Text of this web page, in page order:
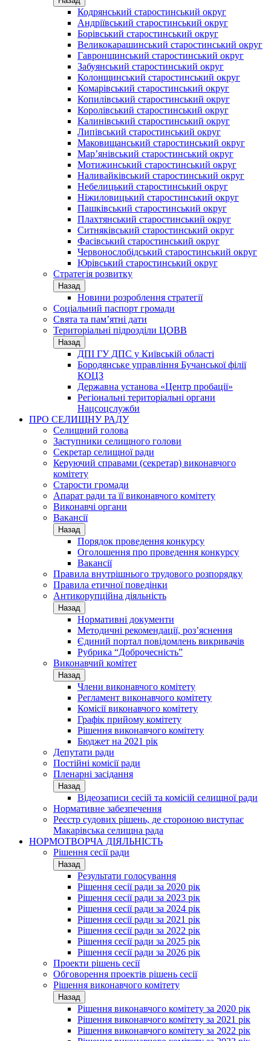
Кодрянський старостинський округ
Андріївський старостинський округ
Борівський старостинський округ
Великокарашинський старостинський округ
Гавронщинський старостинський округ
Забуянський старостинський округ
Колонщинський старостинський округ
Комарівський старостинський округ
Копилівський старостинський округ
Королівський старостинський округ
Калинівський старостинський округ
Липівський старостинський округ
Маковищанський старостинський округ
Мар’янівський старостинський округ
Мотижинський старостинський округ
Наливайківський старостинський округ
Небелицький старостинський округ
Ніжиловицький старостинський округ
Пашківський старостинський округ
Плахтянський старостинський округ
Ситняківський старостинський округ
Фасівський старостинський округ
Червонослобідський старостинський округ
Юрівський старостинський округ
Стратегія розвитку
Назад
Новини розроблення стратегії
Соціальний паспорт громади
Свята та пам’ятні дати
Територіальні підрозділи ЦОВВ
Назад
ДПІ ГУ ДПС у Київській області
Бородянське управління Бучанської філії
КОЦЗ
Державна установа «Центр пробації»
Регіональні територіальні органи
Нацсоцслужби
ПРО СЕЛИЩНУ РАДУ
Селищний голова
Заступники селищного голови
Секретар селищної ради
Керуючий справами (секретар) виконавчого
комітету
Старости громади
Апарат ради та її виконавчого комітету
Виконавчі органи
Вакансії
Назад
Порядок проведення конкурсу
Оголошення про проведення конкурсу
Вакансії
Правила внутрішнього трудового розпорядку
Правила етичної поведінки
Антикорупційна діяльність
Назад
Нормативні документи
Методичні рекомендації, роз’яснення
Єдиний портал повідомлень викривачів
Рубрика “Доброчесність”
Виконавчий комітет
Назад
Члени виконавчого комітету
Регламент виконавчого комітету
Комісії виконавчого комітету
Графік прийому комітету
Рішення виконавчого комітету
Бюджет на 2021 рік
Депутати ради
Постійні комісії ради
Пленарні засідання
Назад
Відеозаписи сесій та комісій селищної ради
Нормативне забезпечення
Реєстр судових рішень, де стороною виступає
Макарівська селищна рада
НОРМОТВОРЧА ДІЯЛЬНІСТЬ
Рішення сесії ради
Назад
Результати голосування
Рішення сесії ради за 2020 рік
Рішення сесії ради за 2023 рік
Рішення сесії ради за 2024 рік
Рішення сесії ради за 2021 рік
Рішення сесії ради за 2022 рік
Рішення сесії ради за 2025 рік
Рішення сесії ради за 2026 рік
Проекти рішень сесії
Обговорення проектів рішень сесії
Рішення виконавчого комітету
Назад
Рішення виконавчого комітету за 2020 рік
Рішення виконавчого комітету за 2021 рік
Рішення виконавчого комітету за 2022 рік